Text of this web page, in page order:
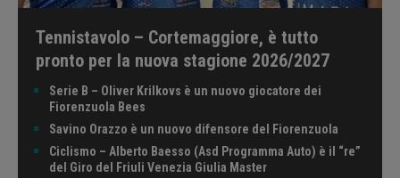
Tennistavolo – Cortemaggiore, è tutto
pronto per la nuova stagione 2026/2027
Serie B – Oliver Krilkovs è un nuovo giocatore dei
Fiorenzuola Bees
Savino Orazzo è un nuovo difensore del Fiorenzuola
Ciclismo – Alberto Baesso (Asd Programma Auto) è il “re”
del Giro del Friuli Venezia Giulia Master